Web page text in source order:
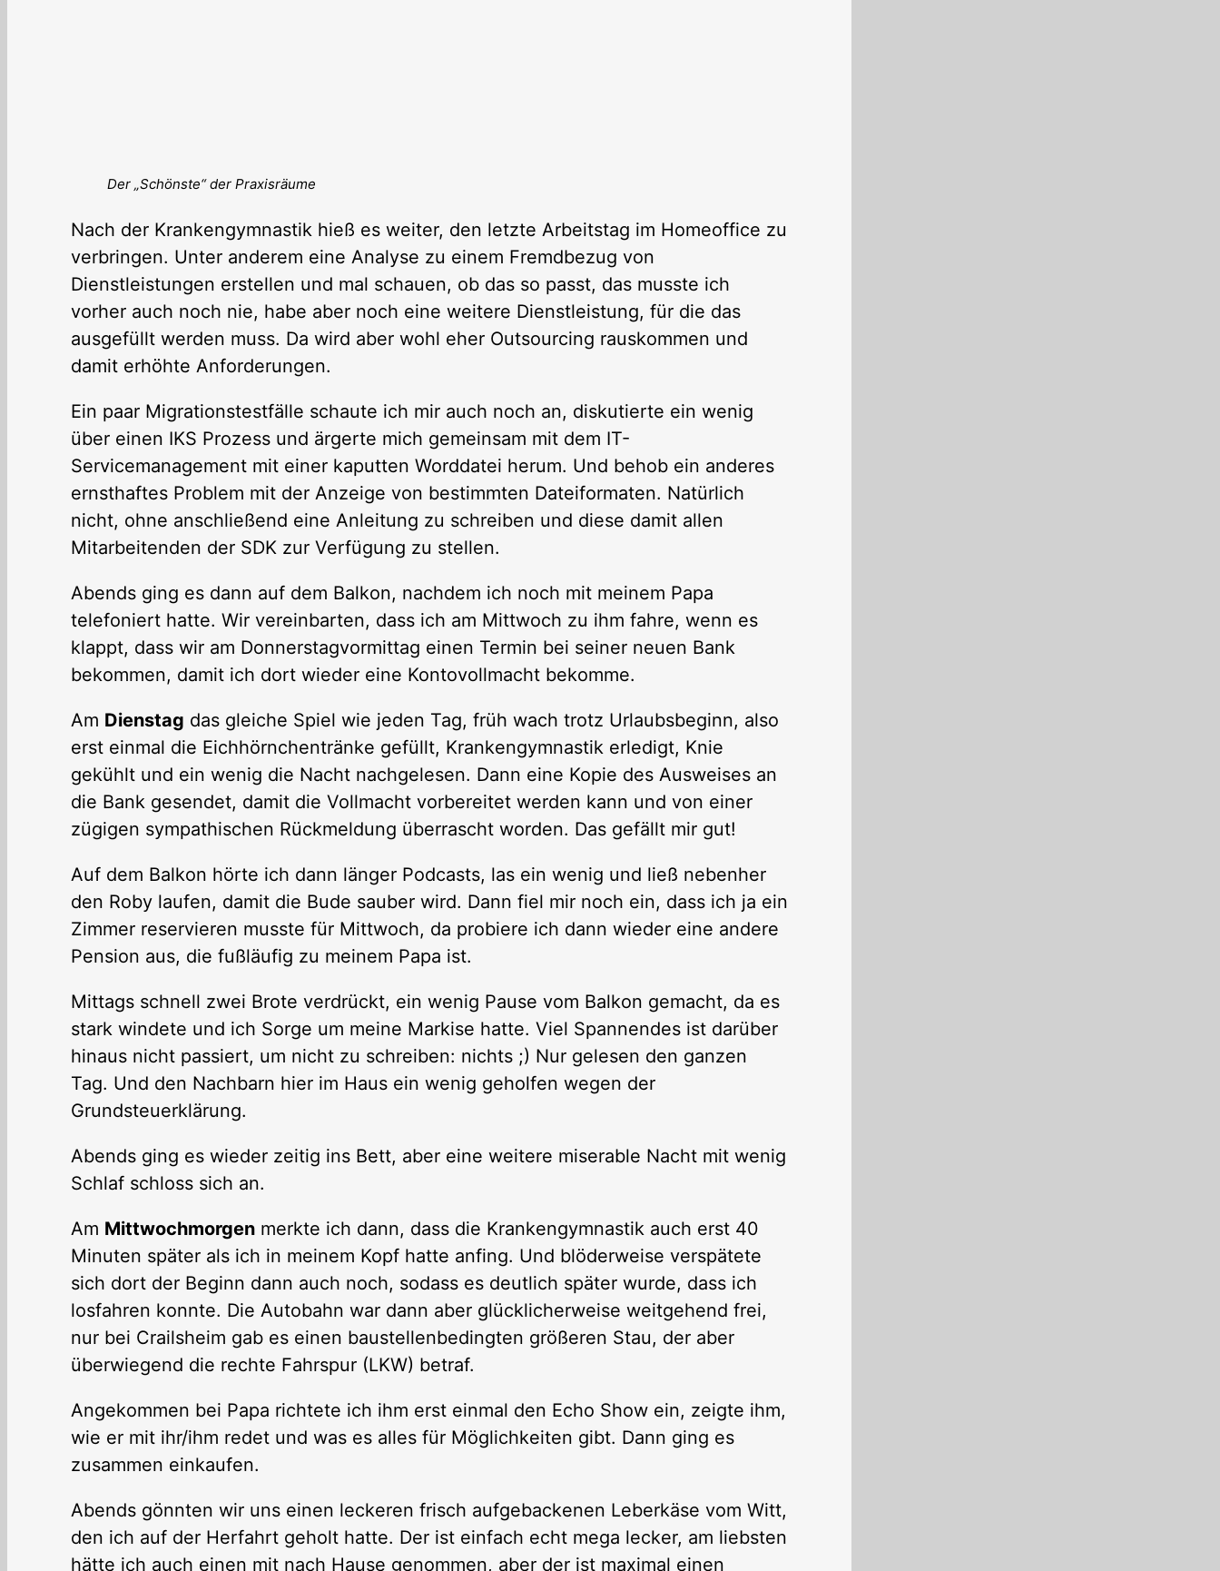
Der „Schönste“ der Praxisräume
Nach der Krankengymnastik hieß es weiter, den letzte Arbeitstag im Homeoffice zu
verbringen. Unter anderem eine Analyse zu einem Fremdbezug von
Dienstleistungen erstellen und mal schauen, ob das so passt, das musste ich
vorher auch noch nie, habe aber noch eine weitere Dienstleistung, für die das
ausgefüllt werden muss. Da wird aber wohl eher Outsourcing rauskommen und
damit erhöhte Anforderungen.
Ein paar Migrationstestfälle schaute ich mir auch noch an, diskutierte ein wenig
über einen IKS Prozess und ärgerte mich gemeinsam mit dem IT-
Servicemanagement mit einer kaputten Worddatei herum. Und behob ein anderes
ernsthaftes Problem mit der Anzeige von bestimmten Dateiformaten. Natürlich
nicht, ohne anschließend eine Anleitung zu schreiben und diese damit allen
Mitarbeitenden der SDK zur Verfügung zu stellen.
Abends ging es dann auf dem Balkon, nachdem ich noch mit meinem Papa
telefoniert hatte. Wir vereinbarten, dass ich am Mittwoch zu ihm fahre, wenn es
klappt, dass wir am Donnerstagvormittag einen Termin bei seiner neuen Bank
bekommen, damit ich dort wieder eine Kontovollmacht bekomme.
Am Dienstag das gleiche Spiel wie jeden Tag, früh wach trotz Urlaubsbeginn, also
erst einmal die Eichhörnchentränke gefüllt, Krankengymnastik erledigt, Knie
gekühlt und ein wenig die Nacht nachgelesen. Dann eine Kopie des Ausweises an
die Bank gesendet, damit die Vollmacht vorbereitet werden kann und von einer
zügigen sympathischen Rückmeldung überrascht worden. Das gefällt mir gut!
Auf dem Balkon hörte ich dann länger Podcasts, las ein wenig und ließ nebenher
den Roby laufen, damit die Bude sauber wird. Dann fiel mir noch ein, dass ich ja ein
Zimmer reservieren musste für Mittwoch, da probiere ich dann wieder eine andere
Pension aus, die fußläufig zu meinem Papa ist.
Mittags schnell zwei Brote verdrückt, ein wenig Pause vom Balkon gemacht, da es
stark windete und ich Sorge um meine Markise hatte. Viel Spannendes ist darüber
hinaus nicht passiert, um nicht zu schreiben: nichts ;) Nur gelesen den ganzen
Tag. Und den Nachbarn hier im Haus ein wenig geholfen wegen der
Grundsteuerklärung.
Abends ging es wieder zeitig ins Bett, aber eine weitere miserable Nacht mit wenig
Schlaf schloss sich an.
Am Mittwochmorgen merkte ich dann, dass die Krankengymnastik auch erst 40
Minuten später als ich in meinem Kopf hatte anfing. Und blöderweise verspätete
sich dort der Beginn dann auch noch, sodass es deutlich später wurde, dass ich
losfahren konnte. Die Autobahn war dann aber glücklicherweise weitgehend frei,
nur bei Crailsheim gab es einen baustellenbedingten größeren Stau, der aber
überwiegend die rechte Fahrspur (LKW) betraf.
Angekommen bei Papa richtete ich ihm erst einmal den Echo Show ein, zeigte ihm,
wie er mit ihr/ihm redet und was es alles für Möglichkeiten gibt. Dann ging es
zusammen einkaufen.
Abends gönnten wir uns einen leckeren frisch aufgebackenen Leberkäse vom Witt,
den ich auf der Herfahrt geholt hatte. Der ist einfach echt mega lecker, am liebsten
hätte ich auch einen mit nach Hause genommen, aber der ist maximal einen